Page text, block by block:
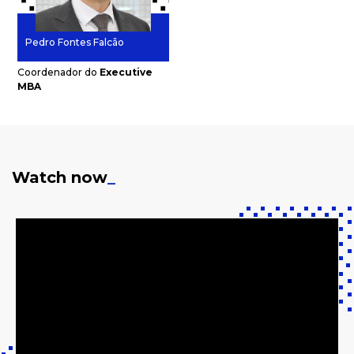
Pedro Fontes Falcão
Coordenador do Executive
MBA
Watch now